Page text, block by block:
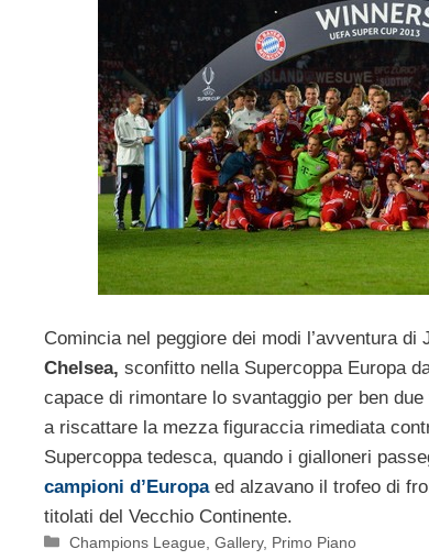
Comincia nel peggiore dei modi l’avventura
Chelsea, sconfitto nella Supercoppa Europa
capace di rimontare lo svantaggio per ben
a riscattare la mezza figuraccia rimediata
Supercoppa tedesca, quando i gialloneri
campioni d’Europaed alzavano il trofeo di
titolati del Vecchio Continente.
Categorie
Champions League ,Gallery, Primo Piano